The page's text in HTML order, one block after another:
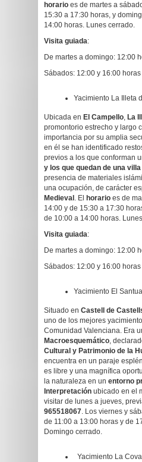
horario es de martes a
15:30 a 17:30 horas, y
14:00 horas. Lunes cerrado.
Visita guiada:
De martes a domingo: 12:00
Sábados: 12:00 y 16:00 horas
Yacimiento La Illeta
Ubicada en El Campello, La
promontorio estrecho y largo
importancia por su amplia
en él se han identificado
previos a los que conforman
y los que quedan de una
presencia de materiales
una ocupación, de carácter
Medieval . El horario es de
14:00 y de 15:30 a 17:30
de 10:00 a 14:00 horas.
Visita guiada:
De martes a domingo: 12:00
Sábados: 12:00 y 16:00 horas
Yacimiento El
Situado en Castell de
uno de los mejores
Comunidad Valenciana. Era
Macroesquemático,
Cultural y Patrimonio de la
encuentra en un paraje
es libre y una magnífica
la naturaleza en un entorno
Interpretación ubicado en el
visitar de lunes a jueves,
965518067. Los viernes y
de 11:00 a 13:00 horas y de
Domingo cerrado.
Yacimiento La Cova